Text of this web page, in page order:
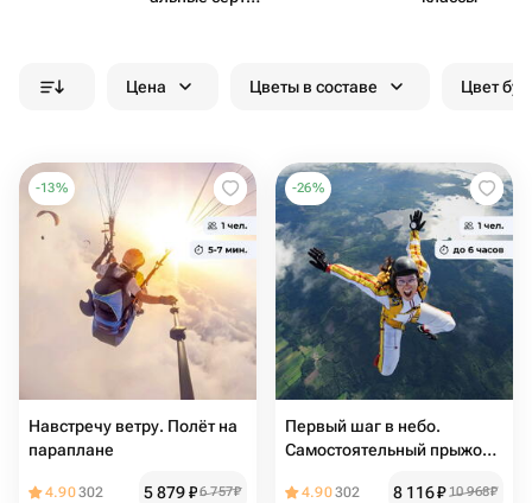
Цена Цветы в составе Цвет
-13%
Навстречу ветру. Полёт на
параплане
4.90302 5 879₽6 757₽
-26%
Первый шаг в небо.
Самостоятельный прыжок с
4.90302 8 116₽ 10 968₽